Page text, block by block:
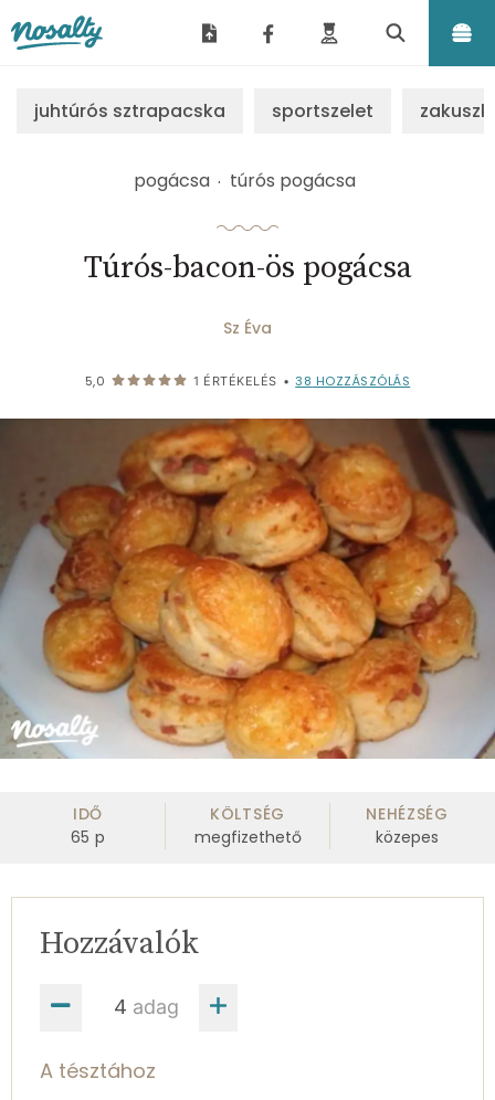
juhtúrós sztrapacska sportszelet
pogácsa túrós pogácsa
Túrós-bacon-ös pogácsa
Sz Éva
5,0 1 ÉRTÉKELÉS • 38 HOZZÁSZÓLÁS
IDŐ
65 p
KÖLTSÉG
megfizethető
NEHÉZSÉG
közepes
adag
Hozzávalók
A tésztához